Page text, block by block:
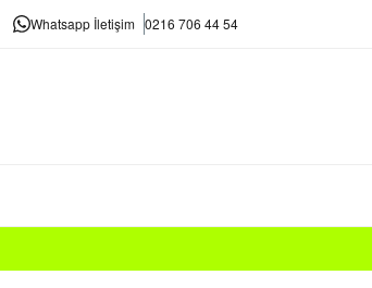
Whatsapp İletişim 0216 706 44 54